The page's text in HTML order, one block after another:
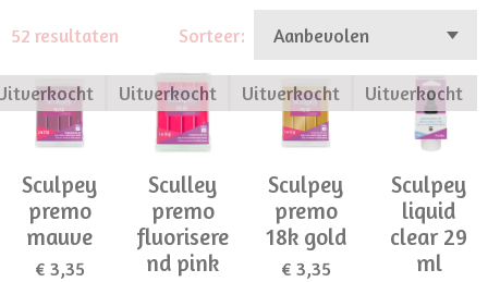
52 resultaten Sorteer:
Sculpey
premo
mauve
€ 3,35
Uitverkocht
Sculley
premo
fluorisere
nd pink
Uitverkocht
Sculpey
premo
18k gold
€ 3,35
Uitverkocht
Sculpey
liquid
clear 29
ml